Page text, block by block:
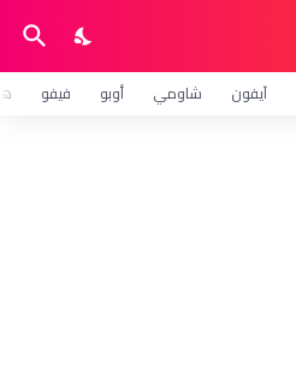
آيفون شاومي أوبو فيفو